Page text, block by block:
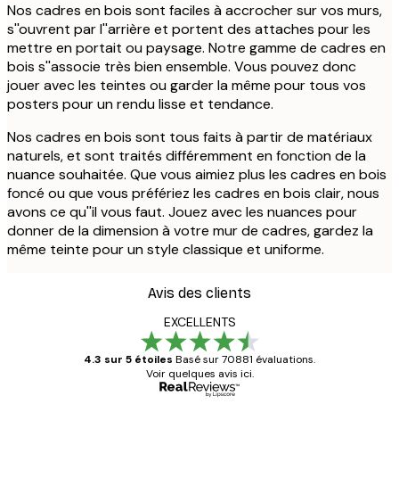
Nos cadres en bois sont faciles à accrocher sur vos murs,
s''ouvrent par l''arrière et portent des attaches pour les
mettre en portait ou paysage. Notre gamme de cadres en
bois s''associe très bien ensemble. Vous pouvez donc
jouer avec les teintes ou garder la même pour tous vos
posters pour un rendu lisse et tendance.
Nos cadres en bois sont tous faits à partir de matériaux
naturels, et sont traités différemment en fonction de la
nuance souhaitée. Que vous aimiez plus les cadres en bois
foncé ou que vous préfériez les cadres en bois clair, nous
avons ce qu''il vous faut. Jouez avec les nuances pour
donner de la dimension à votre mur de cadres, gardez la
même teinte pour un style classique et uniforme.
Avis des clients
EXCELLENTS
4.3 sur 5 étoiles Basé sur 70881 évaluations.
Voir quelques avis ici.